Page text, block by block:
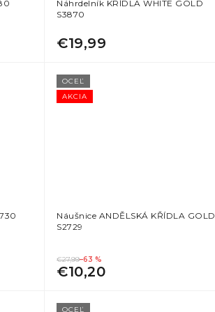
Náhrdelník KRÍDLA WHITE GOLD
S3870
€19,99
AKCIA
OCEĽ
Náušnice ANDĚLSKÁ KŘÍDLA GOLD
S2729
€27,99–63 %
€10,20
OCEĽ